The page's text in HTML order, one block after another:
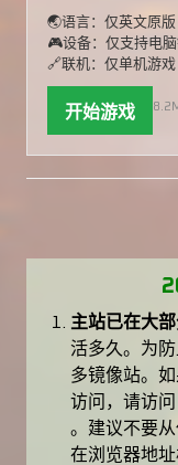
🌏语言：仅英文原版
🎮设备：仅支持电
🔗联机：仅单机游戏
开始游戏
主站已在大
活多久。为
多镜像站。
访问，请访
。建议不要
在浏览器地